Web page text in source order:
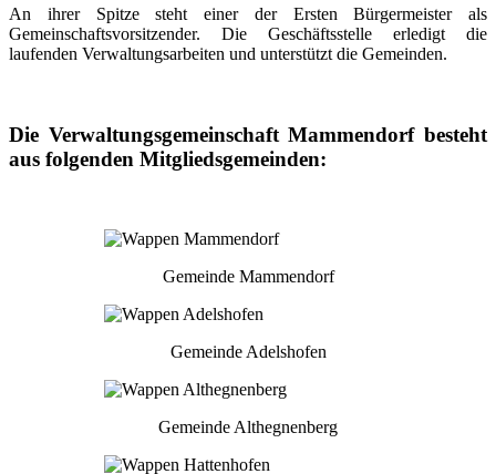
An ihrer Spitze steht einer der Ersten Bürgermeister als
Gemeinschaftsvorsitzender. Die Geschäftsstelle erledigt die
laufenden Verwaltungsarbeiten und unterstützt die Gemeinden.
Die Verwaltungsgemeinschaft Mammendorf besteht
aus folgenden Mitgliedsgemeinden:
Gemeinde Mammendorf
Gemeinde Adelshofen
Gemeinde Althegnenberg